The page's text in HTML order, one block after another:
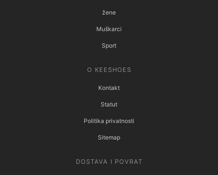
žene
Muškarci
Sport
O KEESHOES
Kontakt
Statut
Politika privatnosti
Sitemap
DOSTAVA I POVRAT